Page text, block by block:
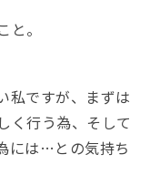
。
私ですが、まずは
く行う為、そして
には…との気持ち